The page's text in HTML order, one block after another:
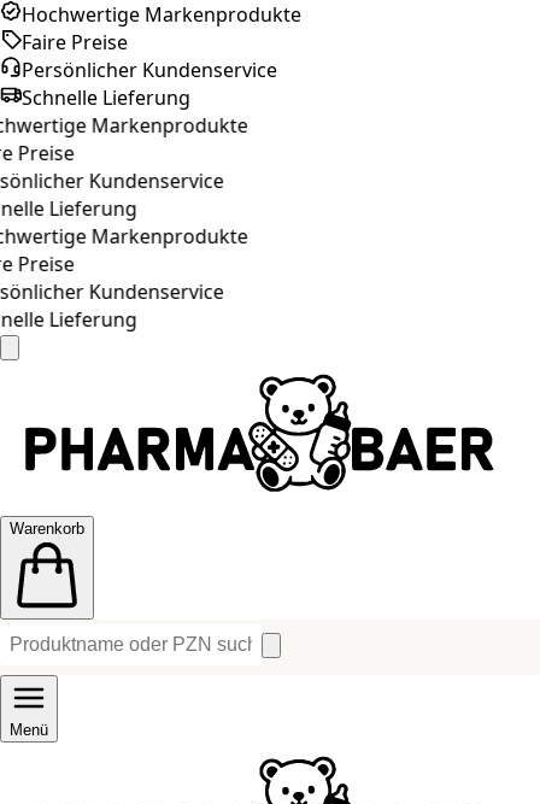
Hochwertige Markenprodukte
Faire Preise
Persönlicher Kundenservice
Schnelle Lieferung
Markenprodukte
Preise
Kundenservice
Lieferung
Markenprodukte
Preise
Kundenservice
Lieferung
Warenkorb
Menü